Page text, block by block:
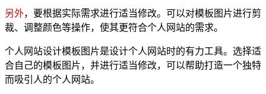
另外，要根据实际需求进行适当修改。可以对模板图片进行剪
裁、调整颜色等操作，使其更符合个人网站的需求。
个人网站设计模板图片是设计个人网站时的有力工具。选择适
合自己的模板图片，并进行适当修改，可以帮助打造一个独特
而吸引人的个人网站。